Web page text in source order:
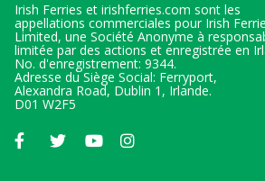
Irish Ferries et irishferries.com sont les
appellations commerciales pour Irish
Limited, une Société Anonyme à
limitée par des actions et enregistrée en
No. d'enregistrement: 9344.
Adresse du Siège Social: Ferryport,
Alexandra Road, Dublin 1, Irlande.
D01 W2F5